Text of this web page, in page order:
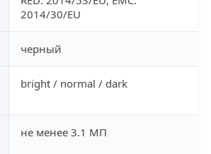
2014/30/EU
черный
bright / normal / dark
не менее 3.1 MП